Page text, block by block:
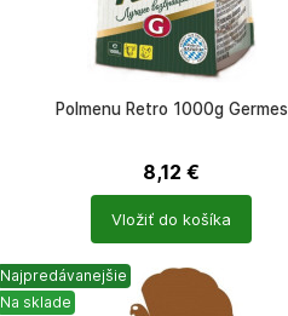
Polmenu Retro 1000g Germes
8,12 €
Vložiť do košíka
Najpredávanejšie
Na sklade